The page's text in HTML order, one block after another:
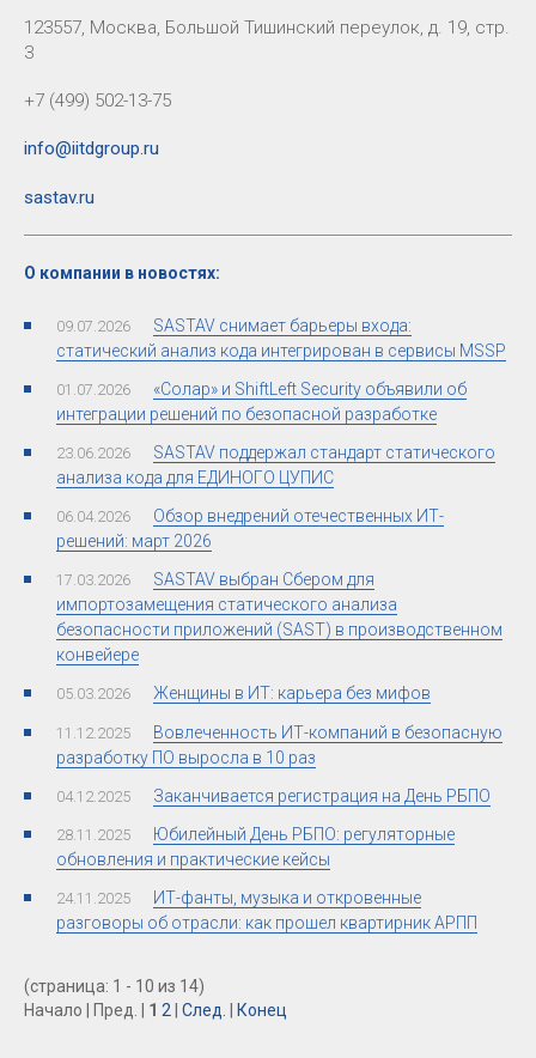
123557, Москва, Большой Тишинский переулок, д. 19, стр.
3
+7 (499) 502-13-75
info@iitdgroup.ru
sastav.ru
О компании в новостях:
09.07.2026
SASTAV снимает барьеры входа:
статический анализ кода интегрирован в сервисы MSSP
01.07.2026
«Солар» и ShiftLeft Security объявили об
интеграции решений по безопасной разработке
23.06.2026
SASTAV поддержал стандарт статического
анализа кода для ЕДИНОГО ЦУПИС
06.04.2026
Обзор внедрений отечественных ИТ-
решений: март 2026
17.03.2026
SASTAV выбран Сбером для
импортозамещения статического анализа
безопасности приложений (SAST) в производственном
конвейере
05.03.2026 Женщины в ИТ: карьера без мифов
11.12.2025
Вовлеченность ИТ-компаний в безопасную
разработку ПО выросла в 10 раз
04.12.2025 Заканчивается регистрация на День РБПО
28.11.2025
Юбилейный День РБПО: регуляторные
обновления и практические кейсы
24.11.2025
ИТ-фанты, музыка и откровенные
разговоры об отрасли: как прошел квартирник АРПП
(страница: 1 - 10 из 14)
Начало | Пред. | 1 2 След. Конец